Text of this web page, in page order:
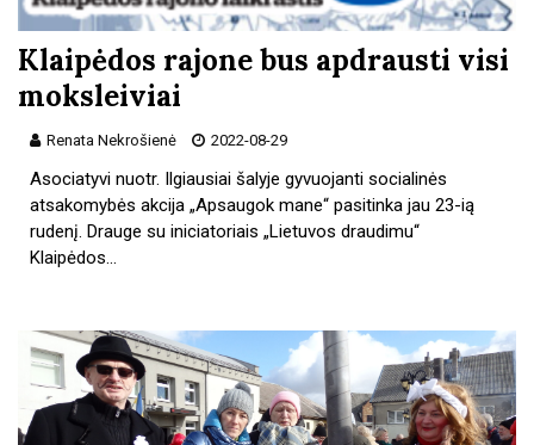
Klaipėdos rajone bus apdrausti visi
moksleiviai
Renata Nekrošienė 2022-08-29
Asociatyvi nuotr. Ilgiausiai šalyje gyvuojanti socialinės
atsakomybės akcija „Apsaugok mane“ pasitinka jau 23-ią
rudenį. Drauge su iniciatoriais „Lietuvos draudimu“
Klaipėdos…